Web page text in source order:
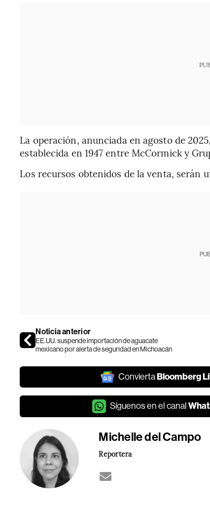
La operación, anunciada en agosto de
establecida en 1947 entre McCormick y
Los recursos obtenidos de la venta, serán
Noticia anterior
EE.UU. suspende importación de aguacate
mexicano por alerta de seguridad en Michoacán
ConviertaBloomberg
Síguenos en el canal
Michelle del Campo
Reportera